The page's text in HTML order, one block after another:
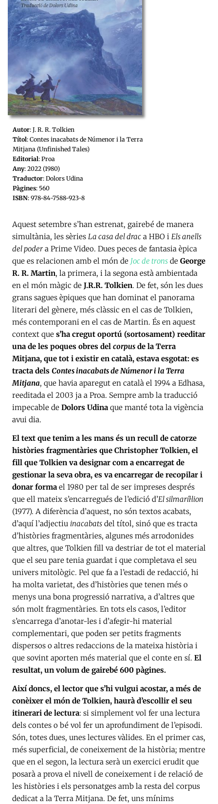
Autor: J. R. R. Tolkien
Títol : Contes inacabats de Númenor i la Terra
Mitjana (Unfinished Tales)
Editorial : Proa
Any: 2022 (1980)
Traductor: Dolors Udina
Pàgines: 560
ISBN: 978-84-7588-923-8
Aquest setembre s’han estrenat, gairebé de manera
simultània, les sèries La casa del drac a HBO i Els anells
del poder a Prime Video. Dues peces de fantasia èpica
que es relacionen amb el món de Joc de trons de George
R. R. Martin, la primera, i la segona està ambientada
en el món màgic de J.R.R. Tolkien. De fet, són les dues
grans sagues èpiques que han dominat el panorama
literari del gènere, més clàssic en el cas de Tolkien,
més contemporani en el cas de Martin. És en aquest
context que s’ha cregut oportú (sortosament) reeditar
una de les poques obres del corpus de la Terra
Mitjana, que tot i existir en català, estava esgotat: es
tracta dels Contes inacabats de Númenor i la Terra
Mitjana, que havia aparegut en català el 1994 a Edhasa,
reeditada el 2003 ja a Proa. Sempre amb la traducció
impecable de Dolors Udina que manté tota la vigència
avui dia.
El text que tenim a les mans és un recull de catorze
històries fragmentàries que Christopher Tolkien, el
fill que Tolkien va designar com a encarregat de
gestionar la seva obra, es va encarregar de recopilar i
donar forma el 1980 per tal de ser impreses després
que ell mateix s’encarregués de l’edició d’El silmaríl·lion
(1977). A diferència d’aquest, no són textos acabats,
d’aquí l’adjectiu inacabats del títol, sinó que es tracta
d’històries fragmentàries, algunes més arrodonides
que altres, que Tolkien fill va destriar de tot el material
que el seu pare tenia guardat i que completava el seu
univers mitològic. Pel que fa a l’estadi de redacció, hi
ha molta varietat, des d’històries que tenen més o
menys una bona progressió narrativa, a d’altres que
són molt fragmentàries. En tots els casos, l’editor
s’encarrega d’anotar-les i d’afegir-hi material
complementari, que poden ser petits fragments
dispersos o altres redaccions de la mateixa història i
que sovint aporten més material que el conte en sí. El
resultat, un volum de gairebé 600 pàgines.
Així doncs, el lector que s’hi vulgui acostar, a més de
conèixer el món de Tolkien, haurà d’escollir el seu
itinerari de lectura: si simplement vol fer una lectura
dels contes o bé vol fer un aprofundiment de l’episodi.
Són, totes dues, unes lectures vàlides. En el primer cas,
més superficial, de coneixement de la història; mentre
que en el segon, la lectura serà un exercici erudit que
posarà a prova el nivell de coneixement i de relació de
les històries i els personatges amb la resta del corpus
dedicat a la Terra Mitjana. De fet, uns mínims